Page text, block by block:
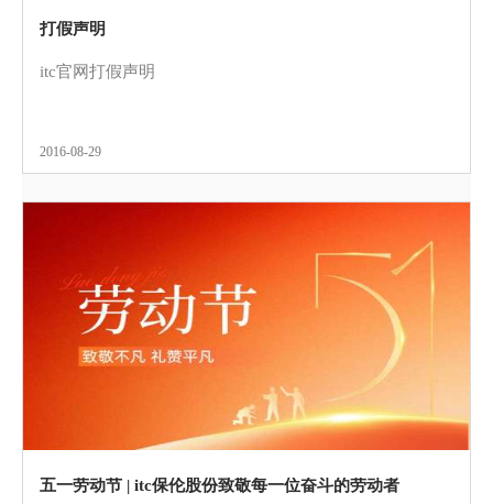
打假声明
itc官网打假声明
2016-08-29
五一劳动节 | itc保伦股份致敬每一位奋斗的劳动者